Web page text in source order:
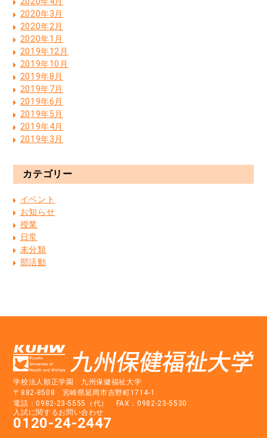
2020年3月
2020年2月
2020年1月
2019年12月
2019年10月
2019年8月
2019年7月
2019年6月
2019年5月
2019年4月
2019年3月
カテゴリー
イベント
お知らせ
授業
日常
未分類
部活動
学校法人順正学園 九州保健福祉大学
〒882-8508 宮崎県延岡市吉野町1714-1
電話：0982-23-5555（代） FAX：0982-23-5530
入試に関するお問い合わせ
0120-24-2447